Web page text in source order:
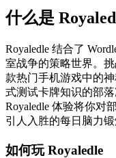
什么是
Royaledle 结合了
室战争的策略世界。
款热门手机游戏中的
式测试卡牌知识的部
Royaledle 体验将你对
引人入胜的每日脑力锻
如何玩 Royaledle